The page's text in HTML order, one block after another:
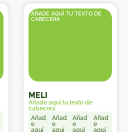
AÑADE AQUÍ TU TEXTO DE
CABECERA
MELI
Añade aquí tu texto de
cabecera
Añad
e
aquí
Añad
e
aquí
Añad
e
aquí
Añad
e
aquí